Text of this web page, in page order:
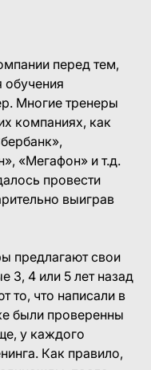
перед тем,
обучения
Многие тренеры
компаниях, как
«Мегафон» и т.д.
провести
выиграв
предлагают свои
3, 4 или 5 лет назад
то, что написали в
были проверенны
у каждого
Как правило,